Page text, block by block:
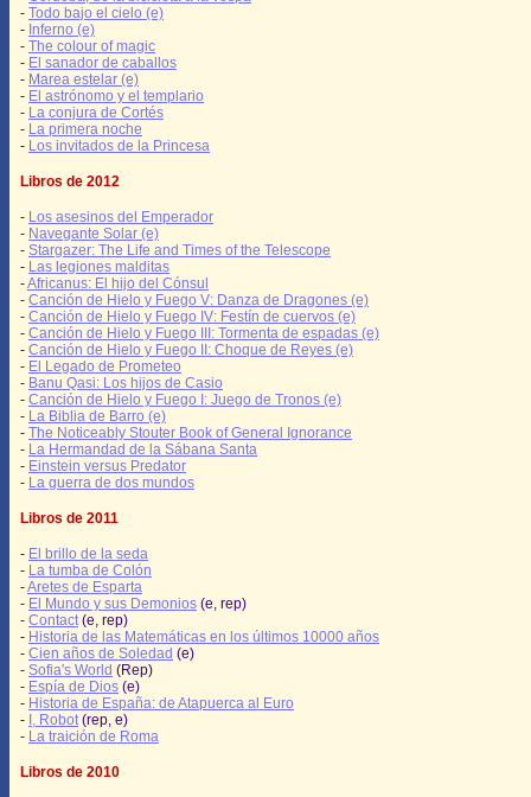
- Todo bajo el cielo (e)
- Inferno (e)
- The colour of magic
- El sanador de caballos
- Marea estelar (e)
- El astrónomo y el templario
- La conjura de Cortés
- La primera noche
- Los invitados de la Princesa
Libros de 2012
- Los asesinos del Emperador
- Navegante Solar (e)
- Stargazer: The Life and Times of the Telescope
- Las legiones malditas
-Africanus: El hijo del Cónsul
- Canción de Hielo y Fuego V: Danza de Dragones (e)
- Canción de Hielo y Fuego IV: Festín de cuervos (e)
- Canción de Hielo y Fuego III: Tormenta de espadas (e)
- Canción de Hielo y Fuego II: Choque de Reyes (e)
- El Legado de Prometeo
- Banu Qasi: Los hijos de Casio
- Canción de Hielo y Fuego I: Juego de Tronos (e)
- La Biblia de Barro (e)
- The Noticeably Stouter Book of General Ignorance
- La Hermandad de la Sábana Santa
- Einstein versus Predator
- La guerra de dos mundos
Libros de 2011
- El brillo de la seda
- La tumba de Colón
-Aretes de Esparta
- El Mundo y sus Demonios (e, rep)
- Contact (e, rep)
- Historia de las Matemáticas en los últimos 10000 años
- Cien años de Soledad (e)
- Sofia's World (Rep)
- Espía de Dios (e)
- Historia de España: de Atapuerca al Euro
- I, Robot (rep, e)
- La traición de Roma
Libros de 2010